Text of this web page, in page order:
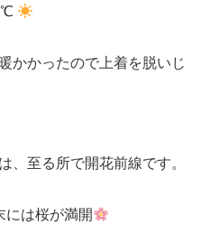
かかったので上着を脱いじ
、至る所で開花前線です。
には桜が満開